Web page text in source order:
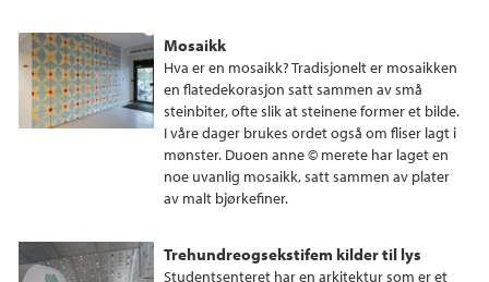
Mosaikk
Hva er en mosaikk? Tradisjonelt er mosaikken
en flatedekorasjon satt sammen av små
steinbiter, ofte slik at steinene former et bilde.
I våre dager brukes ordet også om fliser lagt i
mønster. Duoen anne © merete har laget en
noe uvanlig mosaikk, satt sammen av plater
av malt bjørkefiner.
Trehundreogsekstifem kilder til lys
Studentsenteret har en arkitektur som er et